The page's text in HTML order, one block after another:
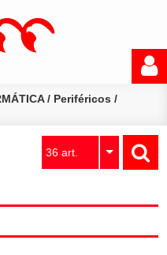
/ Periféricos /
36 art.